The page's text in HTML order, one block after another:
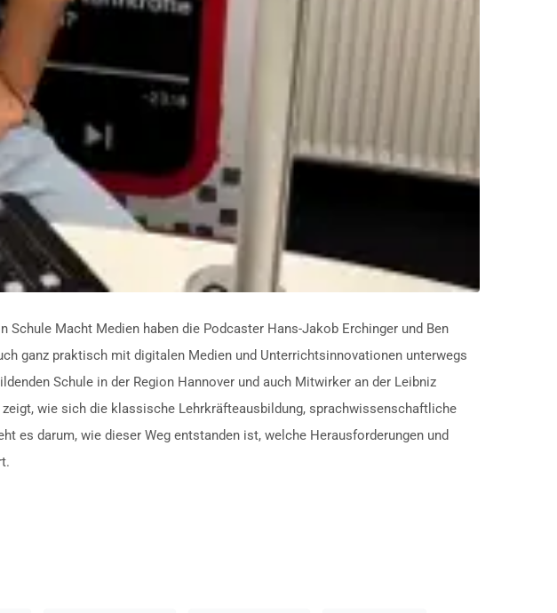
Schule Macht Medien haben die Podcaster Hans-Jakob Erchinger und Ben
ganz praktisch mit digitalen Medien und Unterrichtsinnovationen unterwegs
Schule in der Region Hannover und auch Mitwirker an der Leibniz
wie sich die klassische Lehrkräfteausbildung, sprachwissenschaftliche
es darum, wie dieser Weg entstanden ist, welche Herausforderungen und